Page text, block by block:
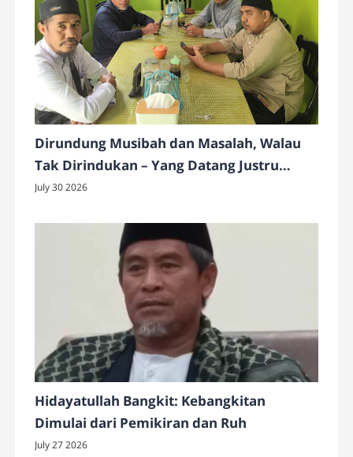
Dirundung Musibah dan Masalah, Walau
Tak Dirindukan – Yang Datang Justru
Keberkahan
July 30 2026
Hidayatullah Bangkit: Kebangkitan
Dimulai dari Pemikiran dan Ruh
July 27 2026